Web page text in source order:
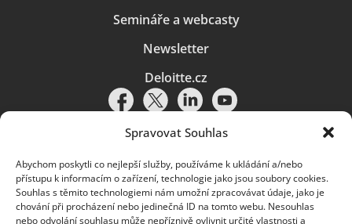
Spravovat Souhlas
Abychom poskytli co nejlepší služby, používáme k ukládání a/nebo
přístupu k informacím o zařízení, technologie jako jsou soubory cookies.
Souhlas s těmito technologiemi nám umožní zpracovávat údaje, jako je
chování při procházení nebo jedinečná ID na tomto webu. Nesouhlas
nebo odvolání souhlasu může nepříznivě ovlivnit určité vlastnosti a
Semináře a webcasty
Newsletter
Deloitte.cz
Pravidla používání|Ochrana osobních údajů|Soubory cookies |
Deloitte.cz
© 2026. Více informací najdete vPravidlech používání.